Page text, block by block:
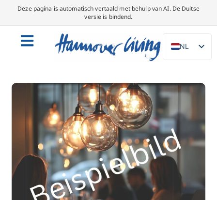
Deze pagina is automatisch vertaald met behulp van AI. De Duitse
versie is bindend.
NL
DE
PL
DA
FR
PT